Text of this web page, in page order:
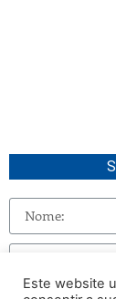
Este website